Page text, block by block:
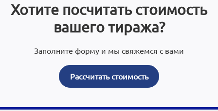
Хотите посчитать стоимость
вашего тиража?
Заполните форму и мы свяжемся с вами
Рассчитать стоимость